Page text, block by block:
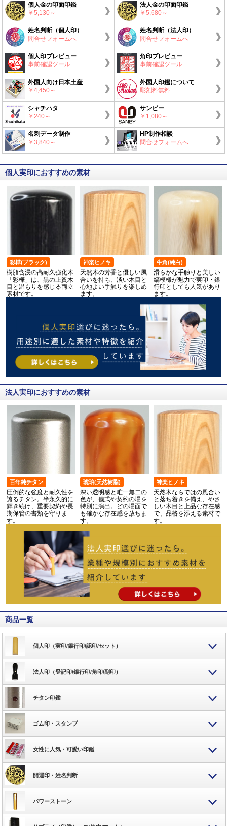
個人金の印面印鑑
￥5,130～
法人金の印面印鑑
￥5,680～
姓名判断（個人印）
問合せフォームへ
姓名判断（法人印）
問合せフォームへ
個人印プレビュー
事前確認ツール
角印プレビュー
事前確認ツール
外国人向け日本土産
￥4,450～
外国人印鑑について
彫刻料無料
シャチハタ
￥240～
サンビー
￥1,080～
名刺データ制作
￥3,840～
HP制作相談
問合せフォームへ
個人実印におすすめの素材
彩樺(ブラック)
樹脂含浸の高耐久強化木
「彩樺」は、黒の上質木
目と温もりを感じる両立
素材です。
神楽ヒノキ
天然木の芳香と優しい風
合いを持ち、淡い木目と
心地よい手触りを楽しめ
ます。
牛角(純白)
滑らかな手触りと美しい
縞模様が魅力で実印・銀
行印としても人気があり
ます。
法人実印におすすめの素材
百年純チタン
圧倒的な強度と耐久性を
誇るチタン。半永久的に
輝き続け、重要契約や長
期保管の書類を守りま
す。
琥珀(天然樹脂)
深い透明感と唯一無二の
色が、儀式や契約の場を
特別に演出。どの場面で
も確かな存在感を放ちま
す。
神楽ヒノキ
天然木ならではの風合い
と落ち着きを備え、やさ
しい木目と上品な存在感
で、品格を添える素材で
す。
商品一覧
個人印（実印/銀行印/認印/セット）
法人印（登記印/銀行印/角印/副印）
チタン印鑑
ゴム印・スタンプ
女性に人気・可愛い印鑑
開運印・姓名判断
パワーストーン